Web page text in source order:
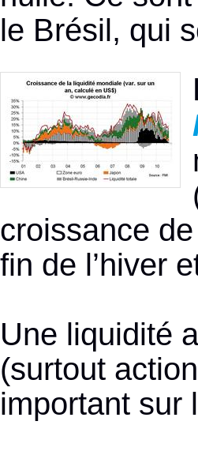
le Brésil, qui
croissance
fin de l’hiver
Une liquidité
(surtout
important sur